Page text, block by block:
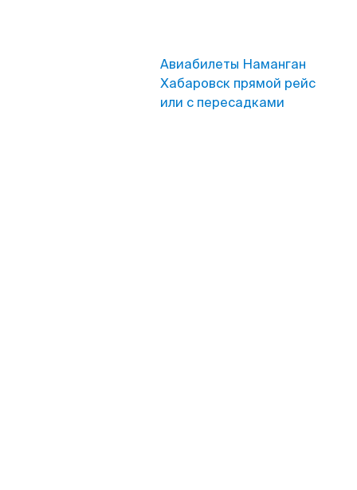
Авиабилеты Наманган
Хабаровск прямой рейс
или с пересадками